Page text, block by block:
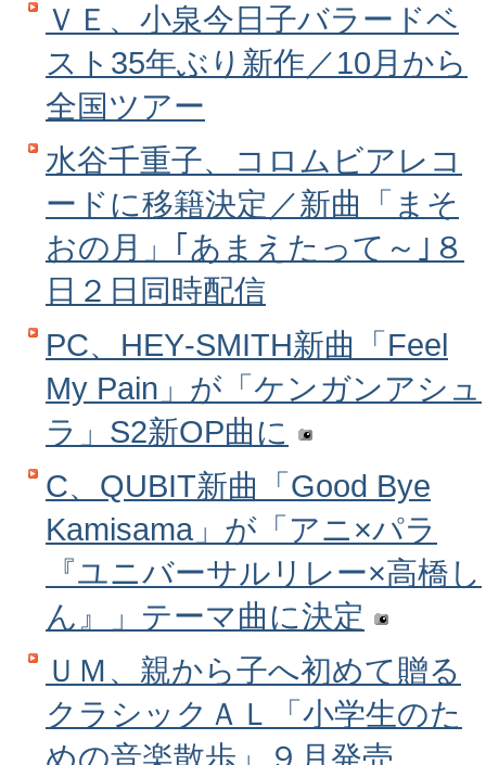
ＶＥ、小泉今日子バラードベ
スト35年ぶり新作／10月から
全国ツアー
水谷千重子、コロムビアレコ
ードに移籍決定／新曲「まそ
おの月」｢あまえたって～｣８
日２日同時配信
PC、HEY‐SMITH新曲「Feel
My Pain」が「ケンガンアシュ
ラ」S2新OP曲に
C、QUBIT新曲「Good Bye
Kamisama」が「アニ×パラ
『ユニバーサルリレー×高橋し
ん』」テーマ曲に決定
ＵＭ、親から子へ初めて贈る
クラシックＡＬ「小学生のた
めの音楽散歩」９月発売